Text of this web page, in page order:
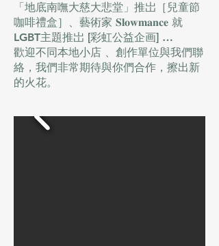
「地底南嘸大慈大悲堂」推岀［兒童節
咖啡禮盒］、藝術家 𝐒𝐥𝐨𝐰𝐦𝐚𝐧𝐜𝐞 就
LGBT主題推岀 [彩虹公益企画] …
歡迎不同本地小店 、創作單位與我們聯
絡，我們非常期待與你們合作，擦出新
的火花。​​